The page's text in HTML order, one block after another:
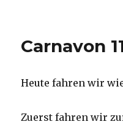
Carnavon
Heute fahren wir
Zuerst fahren wir